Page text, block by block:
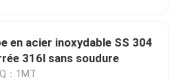
en acier inoxydable SS 304
316l sans soudure
：1MT